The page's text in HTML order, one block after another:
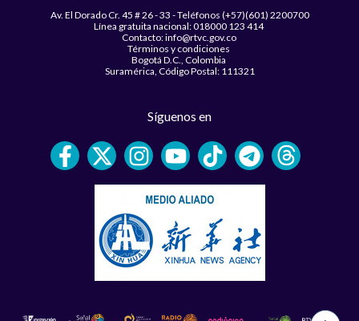
Av. El Dorado Cr. 45 # 26 - 33 - Teléfonos (+57)(601) 2200700
Línea gratuita nacional: 018000 123 414
Contacto: info@rtvc.gov.co
Términos y condiciones
Bogotá D.C., Colombia
Suramérica, Código Postal: 111321
Síguenos en